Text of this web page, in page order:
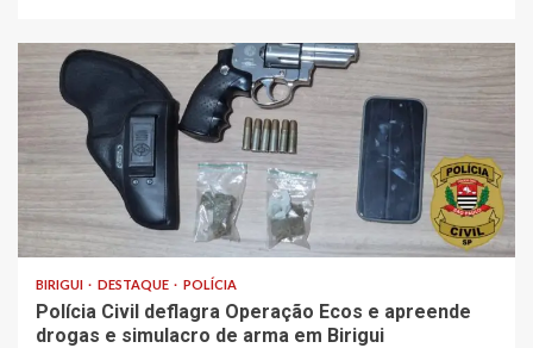
BIRIGUI DESTAQUE POLÍCIA
Polícia Civil deflagra Operação Ecos e apreende
drogas e simulacro de arma em Birigui